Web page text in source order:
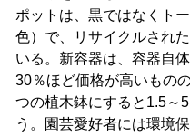
ポットは、黒ではなくト
色）で、リサイクルされ
いる。新容器は、容器自
30％ほど価格が高いもの
つの植木鉢にすると1.5～
う。園芸愛好者には環境